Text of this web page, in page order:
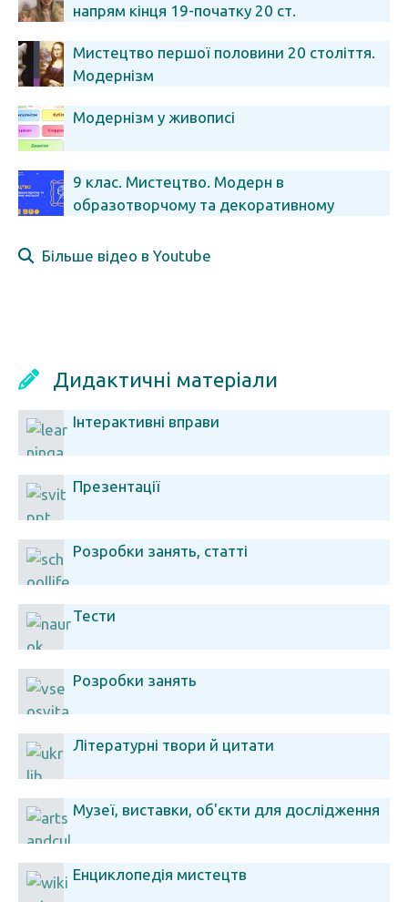
напрям кінця 19-початку 20 ст.
Мистецтво першої половини 20 століття.
Модернізм
Модернізм у живописі
9 клас. Мистецтво. Модерн в
образотворчому та декоративному
Більше відео в Youtube
Дидактичні матеріали
Інтерактивні вправи
Презентації
Розробки занять, статті
Тести
Розробки занять
Літературні твори й цитати
Музеї, виставки, об'єкти для дослідження
Енциклопедія мистецтв